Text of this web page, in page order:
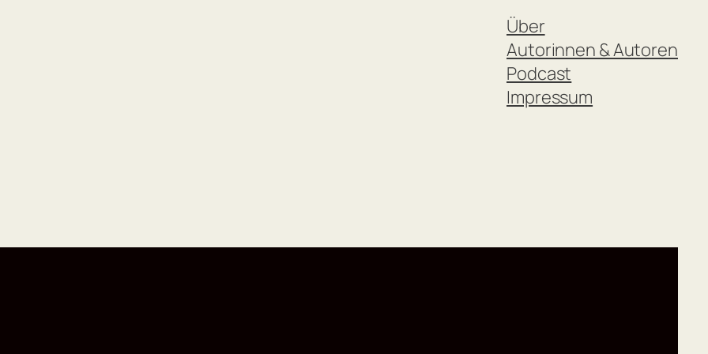
Über
Autorinnen & Autoren
Podcast
Impressum